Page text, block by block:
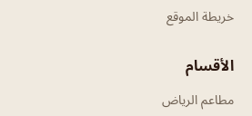
خريطة الموقع
الأقسام
مطاعم الرياض